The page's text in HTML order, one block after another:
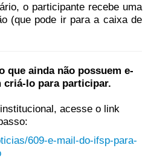
o participante recebe uma
(que pode ir para a caixa de
que ainda não possuem e-
lo para participar.
acesse o link
609-e-mail-do-ifsp-para-